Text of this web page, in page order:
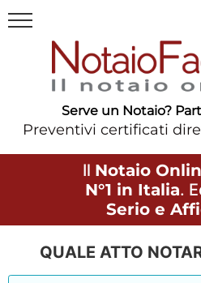
Serve un Notaio?
Preventivi certificati
Il Notaio
N°1 in Italia.
Serio e
QUALE ATTO